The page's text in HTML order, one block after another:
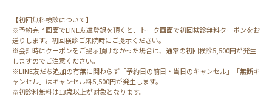
【初回無料検診について】
※予約完了画面でLINE友達登録を頂くと、トーク画面で初回検診無料クーポンをお
送りします。初回検診ご来院時にご提示ください。
※会計時にクーポンをご提示頂けなかった場合は、通常の初回検診5,500円が発生
しますのでご注意ください。
※LINE友だち追加の有無に関わらず「予約日の前日・当日のキャンセル」「無断キ
ャンセル」はキャンセル料5,500円が発生します。
※初診料無料は13歳以上が対象となります。